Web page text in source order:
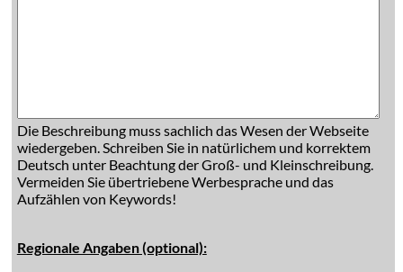
Die Beschreibung muss sachlich das Wesen der Webseite
wiedergeben. Schreiben Sie in natürlichem und korrektem
Deutsch unter Beachtung der Groß- und Kleinschreibung.
Vermeiden Sie übertriebene Werbesprache und das
Aufzählen von Keywords!
Regionale Angaben (optional):